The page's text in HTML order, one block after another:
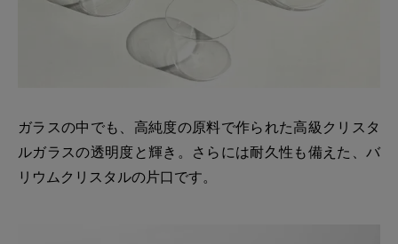
ガラスの中でも、高純度の原料で作られた高級クリスタ
ルガラスの透明度と輝き。さらには耐久性も備えた、バ
リウムクリスタルの片口です。